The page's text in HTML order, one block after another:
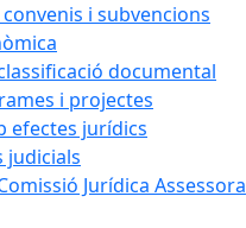
i subvencions
documental
i projectes
efectes jurídics
judicials
Jurídica Assessora